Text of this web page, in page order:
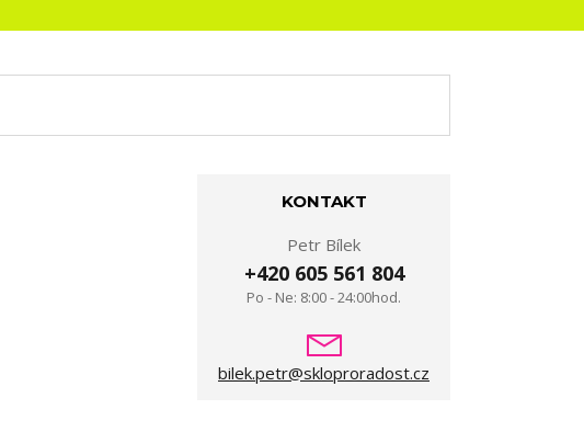
KONTAKT
Petr Bílek
+420 605 561 804
Po - Ne: 8:00 - 24:00hod.
bilek.petr@skloproradost.cz